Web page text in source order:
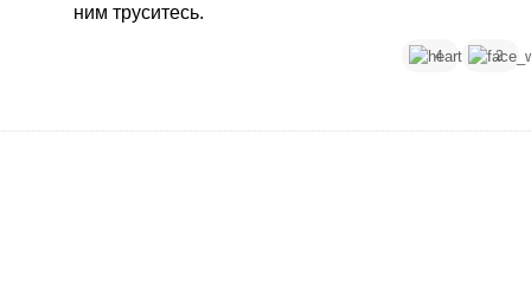
жрет, как над ними не трясись. Пауки всякие,
ним труситесь.
4 2